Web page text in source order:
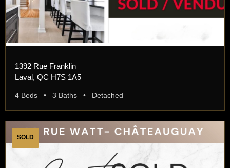
1392 Rue Franklin
Laval, QC H7S 1A5
4 Beds • 3 Baths • Detached
SOLD